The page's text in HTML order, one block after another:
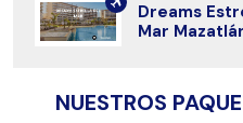
Dreams
Mar
NUESTROS